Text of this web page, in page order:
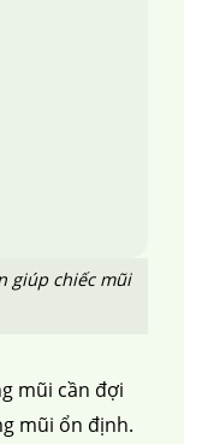
giúp chiếc mũi
mũi cần đợi
mũi ổn định.